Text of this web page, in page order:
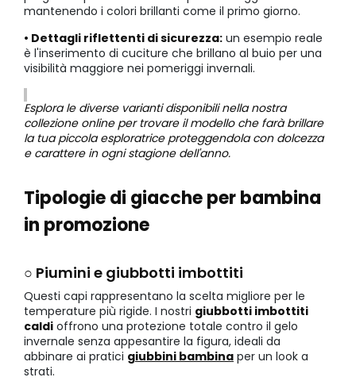
mantenendo i colori brillanti come il primo giorno.
• Dettagli riflettenti di sicurezza: un esempio reale
è l'inserimento di cuciture che brillano al buio per una
visibilità maggiore nei pomeriggi invernali.
Esplora le diverse varianti disponibili nella nostra
collezione online per trovare il modello che farà brillare
la tua piccola esploratrice proteggendola con dolcezza
e carattere in ogni stagione dell'anno.
Tipologie di giacche per bambina
in promozione
○ Piumini e giubbotti imbottiti
Questi capi rappresentano la scelta migliore per le
temperature più rigide. I nostri giubbotti imbottiti
caldi offrono una protezione totale contro il gelo
invernale senza appesantire la figura, ideali da
abbinare ai pratici giubbini bambina per un look a
strati.